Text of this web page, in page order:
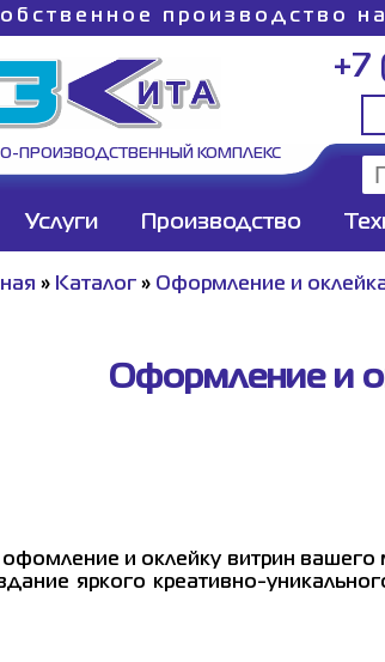
производство
ПРОИЗВОДСТВЕННЫЙ КОМПЛЕКС
+7
Услуги Производство
» Каталог » Оформление и
Оформление и
и оклейку витрин
яркого креативно-